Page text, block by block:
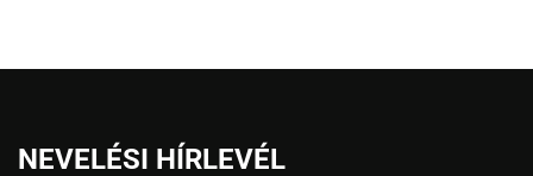
NEVELÉSI HÍRLEVÉL